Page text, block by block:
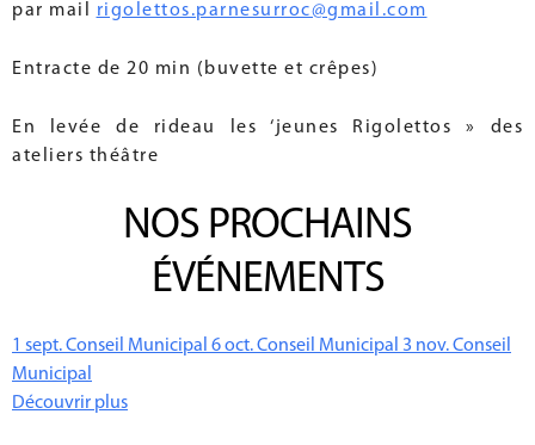
par mail rigolettos.parnesurroc@gmail.com
Entracte de 20 min (buvette et crêpes)
En levée de rideau les ‘jeunes Rigolettos » des
ateliers théâtre
NOS PROCHAINS
ÉVÉNEMENTS
1 sept.Conseil Municipal 6oct.Conseil Municipal 3 nov.Conseil
Municipal
Découvrir plus